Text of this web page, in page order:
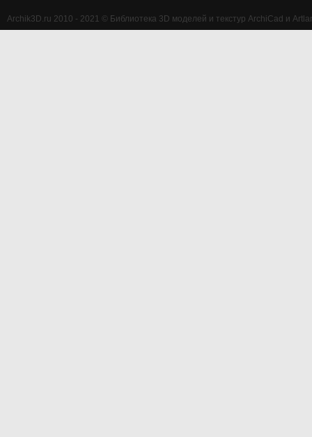
Archik3D.ru 2010 - 2021 © Библиотека 3D моделей и текстур ArchiCad и